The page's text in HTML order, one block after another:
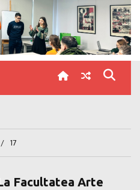
17
Facultatea Arte